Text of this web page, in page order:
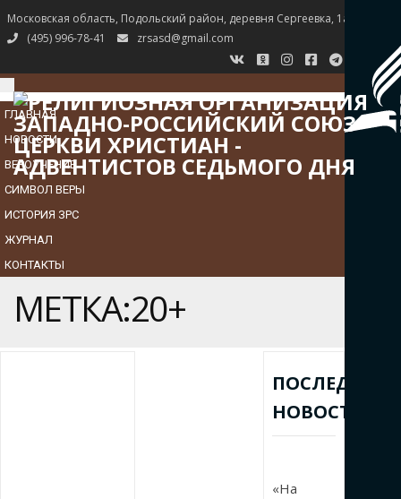
Московская область, Подольский район, деревня Сергеевка, 1а
(495) 996-78-41
zrsasd@gmail.com
TOGGLE
NAVIGATION
ГЛАВНАЯ
НОВОСТИ
ВЕРОУЧЕНИЕ
СИМВОЛ ВЕРЫ
ИСТОРИЯ ЗРС
ЖУРНАЛ
КОНТАКТЫ
МЕТКА:20+
ПОСЛЕДНИЕ
НОВОСТИ
«На